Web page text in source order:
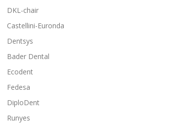
DKL-chair
Castellini-Euronda
Dentsys
Bader Dental
Ecodent
Fedesa
DiploDent
Runyes